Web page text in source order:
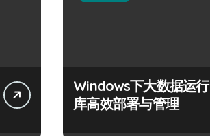
Windows下大数据运行
库高效部署与管理